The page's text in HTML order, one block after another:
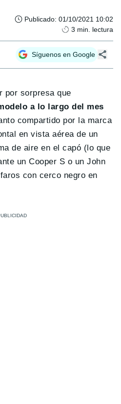
Publicado: 01/10/2021 10:02
3 min. lectura
Síguenos en Google
por sorpresa que
a lo largo del mes
compartido por la marca
en vista aérea de un
de aire en el capó (lo que
un Cooper S o un John
con cerco negro en